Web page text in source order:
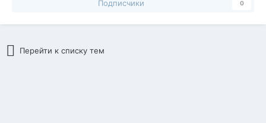
Подписчики 0
Перейти к списку тем